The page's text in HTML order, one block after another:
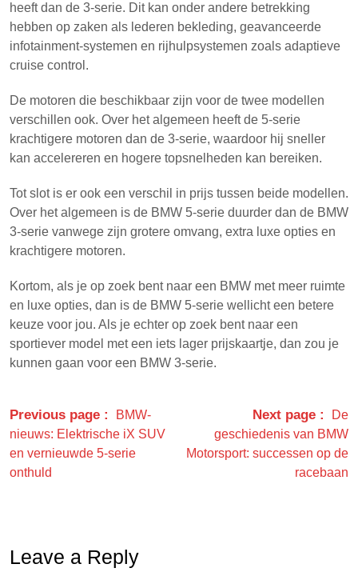
heeft dan de 3-serie. Dit kan onder andere betrekking
hebben op zaken als lederen bekleding, geavanceerde
infotainment-systemen en rijhulpsystemen zoals adaptieve
cruise control.
De motoren die beschikbaar zijn voor de twee modellen
verschillen ook. Over het algemeen heeft de 5-serie
krachtigere motoren dan de 3-serie, waardoor hij sneller
kan accelereren en hogere topsnelheden kan bereiken.
Tot slot is er ook een verschil in prijs tussen beide modellen.
Over het algemeen is de BMW 5-serie duurder dan de BMW
3-serie vanwege zijn grotere omvang, extra luxe opties en
krachtigere motoren.
Kortom, als je op zoek bent naar een BMW met meer ruimte
en luxe opties, dan is de BMW 5-serie wellicht een betere
keuze voor jou. Als je echter op zoek bent naar een
sportiever model met een iets lager prijskaartje, dan zou je
kunnen gaan voor een BMW 3-serie.
Previous page
BMW-
nieuws: Elektrische iX SUV
en vernieuwde 5-serie
onthuld
Next page
De
geschiedenis van BMW
Motorsport: successen op de
racebaan
Leave a Reply